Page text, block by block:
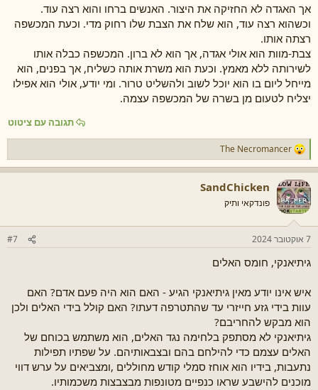
אך האגדה לא החזיקה את היצור. האנשים ברחו והוא רצה עוד.
וכשהוא רצה עוד, הוא שלח את הצבת שלו רחוק מדי. וכעת המכשפה
רצתה אותו.
צבת-מוות הוא אולי אגדה, אך הוא לא ברון. המכשפה כבלה אותו
לשירותה ללא מאמץ. וכעת הוא משרת אותה כשליח, אך בפנים, הוא
מייחל ליום בו הוא יוכל לשוב ולהשליט טרור. ומי יודע, אולי הוא אפילו
יצליח לטעום מן בשרה של המכשפה עצמה.
תגובה עם ציטוט
ר
ג
ש
ו
ת
:
The Necromancer
SandChicken
פונדקאי ותיק
7 אוקטובר 2024 #7
גיתיאנקי, חומס האלים
איש אינו יודע מאין גיתיאנקי הגיע - האם הוא היה פעם אדם? האם
עוות בידי גזע חייזרי עד שהתטרפה דעתו? האם קולל בידי האלים ולכן
הוא מבקש להחריבם?
גיתיאנקי לא מסתפק בלחימה נגד האלים, הוא משתמש בכוחם של
האלים עצמם כדי להילחם בהם ובצבאותיהם. על שפתיו תפילות
נתעבות, בידיו הוא אוחז סמלי קודש מחוללים ,ומצביאים על ערש דווי
מוכנים להישבע שראו כנפיים מטונפות מבצבצות משכמותיו.